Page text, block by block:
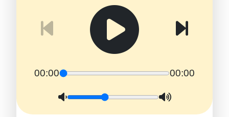
00:00 00:00